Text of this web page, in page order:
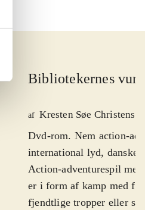
Bibliotekernes
af Kresten Søe
Dvd-rom. Nem action-
international lyd, danske
Action-adventurespil
er i form af kamp med fx
fjendtlige tropper eller